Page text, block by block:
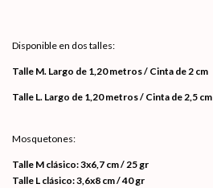
Disponible en dos talles:
Talle M. Largo de 1,20 metros / Cinta de 2 cm
Talle L. Largo de 1,20 metros / Cinta de 2,5 cm
Mosquetones:
Talle M clásico: 3x6,7 cm / 25 gr
Talle L clásico: 3,6x8 cm / 40 gr